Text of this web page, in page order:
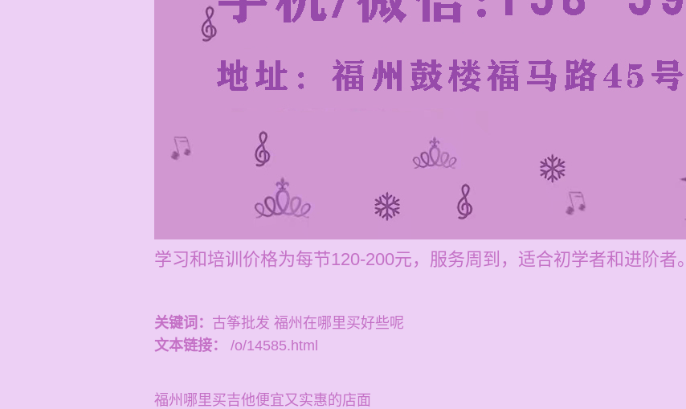
学习和培训价格为每节120-200元，服务周到，适合初学者和进阶者。
关键词： 古筝批发 福州在哪里买好些呢
文本链接：
/o/14585.html
福州哪里买吉他便宜又实惠的店面